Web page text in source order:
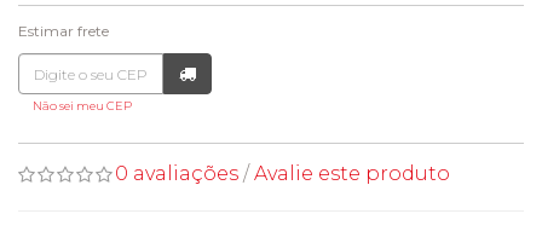
Estimar frete
Não sei meu CEP
0 avaliações / Avalie este produto